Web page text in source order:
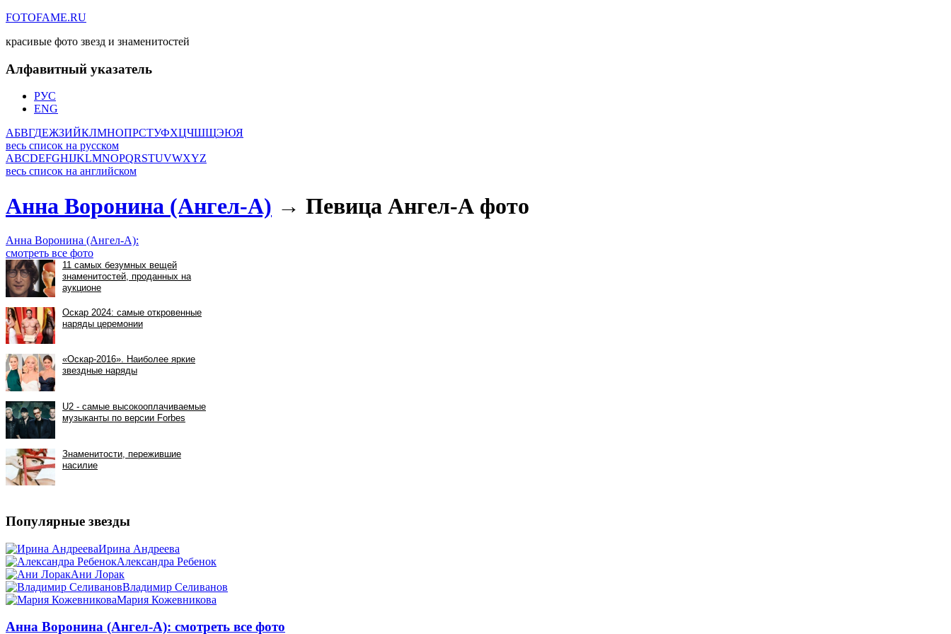
FOTOFAME.RU
красивые фото звезд и знаменитостей
Алфавитный указатель
РУС
ENG
АБВГДЕЖЗИЙКЛМНОПРСТУФХЦЧШЩЭЮЯ
весь список на русском
ABCDEFGHIJKLMNOPQRSTUVWXYZ
весь список на английском
Анна Воронина (Ангел-А) → Певица Ангел-А фото
Анна Воронина (Ангел-А):
смотреть все фото
Популярные звезды
Ирина Андреева
Александра Ребенок
Ани Лорак
Владимир Селиванов
Мария Кожевникова
Анна Воронина (Ангел-А): смотреть все фото